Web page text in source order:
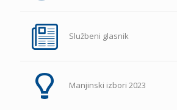
Službeni glasnik
Manjinski izbori 2023